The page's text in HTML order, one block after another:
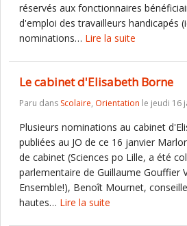
réservés aux fonctionnaires
d'emploi des travailleurs handicapés
nominations… Lire la suite
Le cabinet d'Elisabeth Borne
Paru dans Scolaire, Orientation le jeudi 16
Plusieurs nominations au cabinet
publiées au JO de ce 16 janvier
de cabinet (Sciences po Lille, a été
parlementaire de Guillaume Gouffier
Ensemble!), Benoît Mournet,
hautes… Lire la suite